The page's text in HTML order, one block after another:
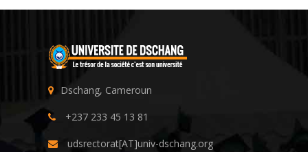
Dschang, Cameroun
+237 233 45 13 81
udsrectorat[AT]univ-dschang.org